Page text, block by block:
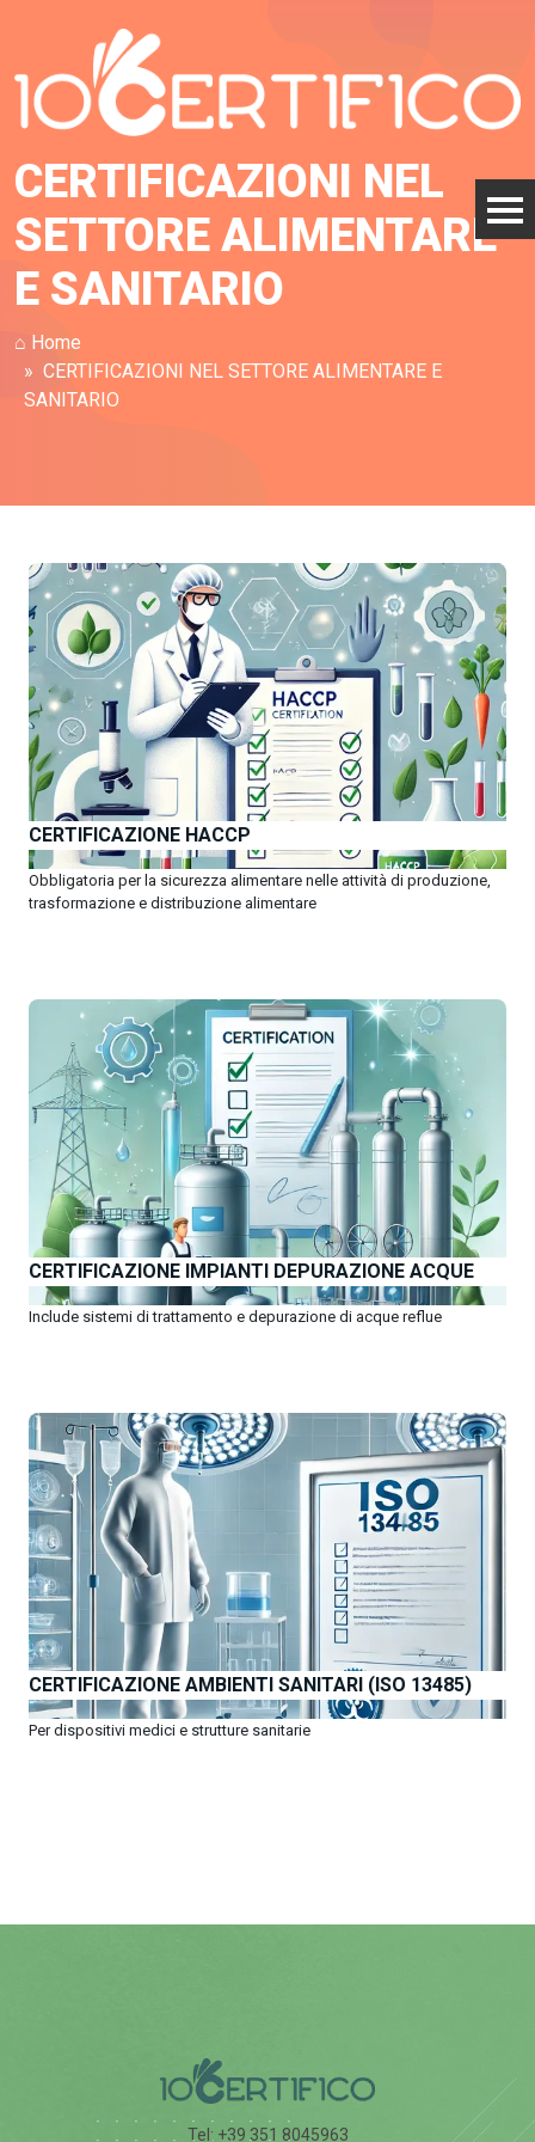
CERTIFICAZIONI NEL
SETTORE ALIMENTARE
E SANITARIO
⌂ Home
CERTIFICAZIONI NEL SETTORE ALIMENTARE E
SANITARIO
CERTIFICAZIONE HACCP
Obbligatoria per la sicurezza alimentare nelle attività di produzione,
trasformazione e distribuzione alimentare
OTTIENI PREVENTIVI
CERTIFICAZIONE IMPIANTI DEPURAZIONE ACQUE
Include sistemi di trattamento e depurazione di acque reflue
OTTIENI PREVENTIVI
CERTIFICAZIONE AMBIENTI SANITARI (ISO 13485)
Per dispositivi medici e strutture sanitarie
Tel: +39 351 8045963